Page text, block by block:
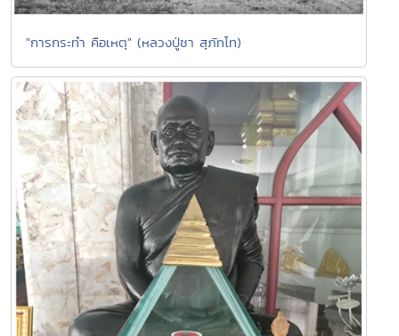
"การกระทำ คือเหตุ" (หลวงปู่ชา สุภัทโท)